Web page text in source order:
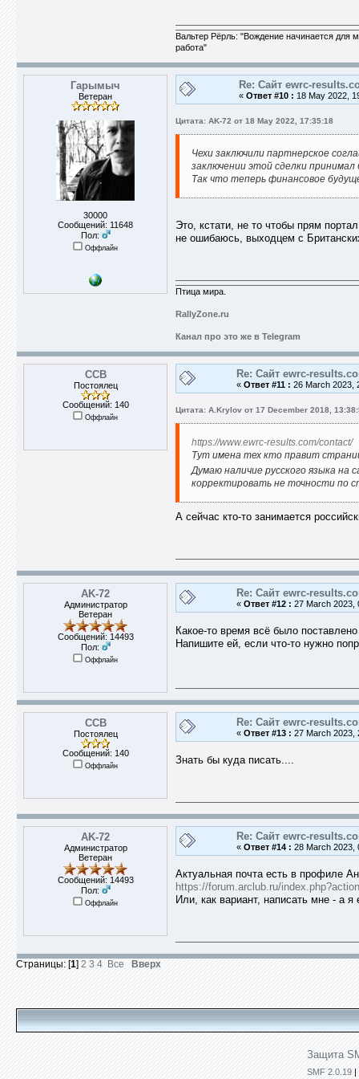
Вальтер Рёрль: "Вождение начинается для
работа"
Гарымыч
Ветеран
30000
Сообщений: 11648
Пол:
Оффлайн
Re: Сайт ewrc-
« Ответ #10 : 18 May 2022,
Цитата: AK-72 от 18 May 2022, 17:35:18
Чехи заключили партнерское
заключении этой сделки
Так что теперь финансовое
Это, кстати, не то чтобы прям
не ошибаюсь, выходцем с
Птица мира.
RallyZone.ru
Канал про это же в Telegram
ССВ
Постоялец
Сообщений: 140
Оффлайн
Re: Сайт ewrc-
« Ответ #11 : 26 March 2023,
Цитата: A.Krylov от 17 December 2018,
https://www.ewrc-results.com/contact/
Тут имена тех кто правит
Думаю наличие русского языка на
корректировать не точности по
А сейчас кто-то занимается
AK-72
Администратор
Ветеран
Сообщений: 14493
Пол:
Оффлайн
Re: Сайт ewrc-
« Ответ #12 : 27 March 2023,
Какое-то время всё было
Напишите ей, если что-то нужно
ССВ
Постоялец
Сообщений: 140
Оффлайн
Re: Сайт ewrc-
« Ответ #13 : 27 March 2023,
Знать бы куда писать....
AK-72
Администратор
Ветеран
Сообщений: 14493
Пол:
Оффлайн
Re: Сайт ewrc-
« Ответ #14 : 28 March 2023,
Актуальная почта есть в профиле
https://forum.arclub.ru/
Или, как вариант, написать мне - а
Страницы: [1] 2 3 4 Все Вверх
Защита
SMF 2.0.19 |